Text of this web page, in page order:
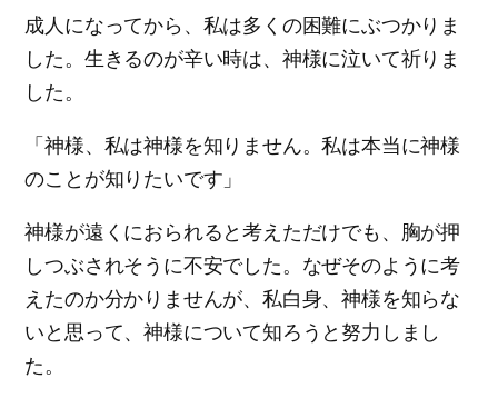
成人になってから、私は多くの困難にぶつかりま
した。生きるのが辛い時は、神様に泣いて祈りま
した。
「神様、私は神様を知りません。私は本当に神様
のことが知りたいです」
神様が遠くにおられると考えただけでも、胸が押
しつぶされそうに不安でした。なぜそのように考
えたのか分かりませんが、私白身、神様を知らな
いと思って、神様について知ろうと努力しまし
た。